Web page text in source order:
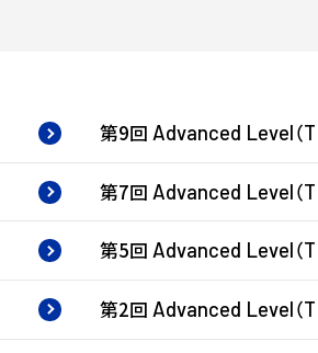
第9回 Advanced Level（
第7回 Advanced Level（
第5回 Advanced Level（
第2回 Advanced Level（